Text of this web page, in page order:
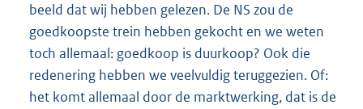
beeld dat wij hebben gelezen. De NS zou de
goedkoopste trein hebben gekocht en we weten
toch allemaal: goedkoop is duurkoop? Ook die
redenering hebben we veelvuldig teruggezien. Of:
het komt allemaal door de marktwerking, dat is de